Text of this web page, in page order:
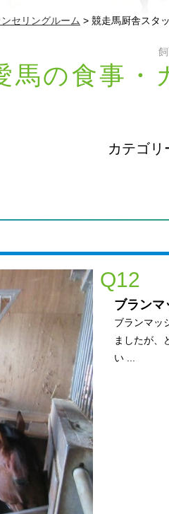
セリングルーム > 競走馬厨舎スタ
馬の食事・
カテゴリ
Q12
ブランマ
ブランマッ
ましたが、
い ...